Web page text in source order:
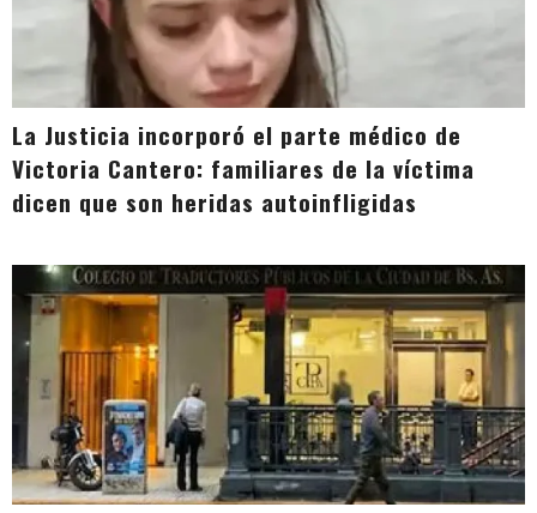
La Justicia incorporó el parte médico de
Victoria Cantero: familiares de la víctima
dicen que son heridas autoinfligidas